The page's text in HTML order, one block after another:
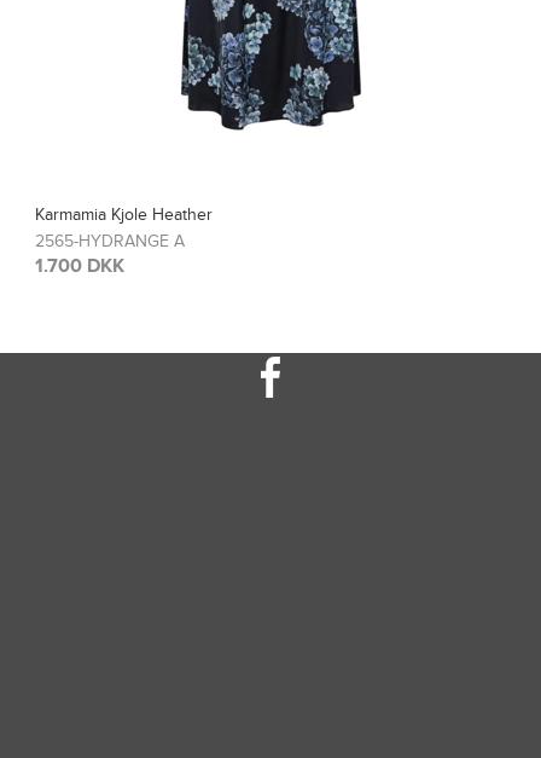
Karmamia Bluse Blair
2567-HYDRANGE A